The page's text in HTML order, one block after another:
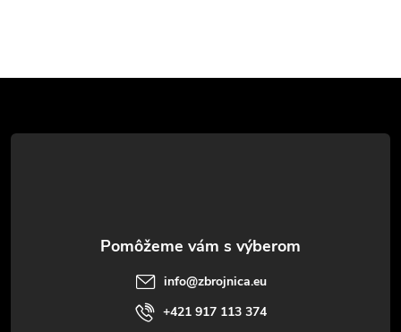
á
info@zbrojnica.eu
+421 917 113 374